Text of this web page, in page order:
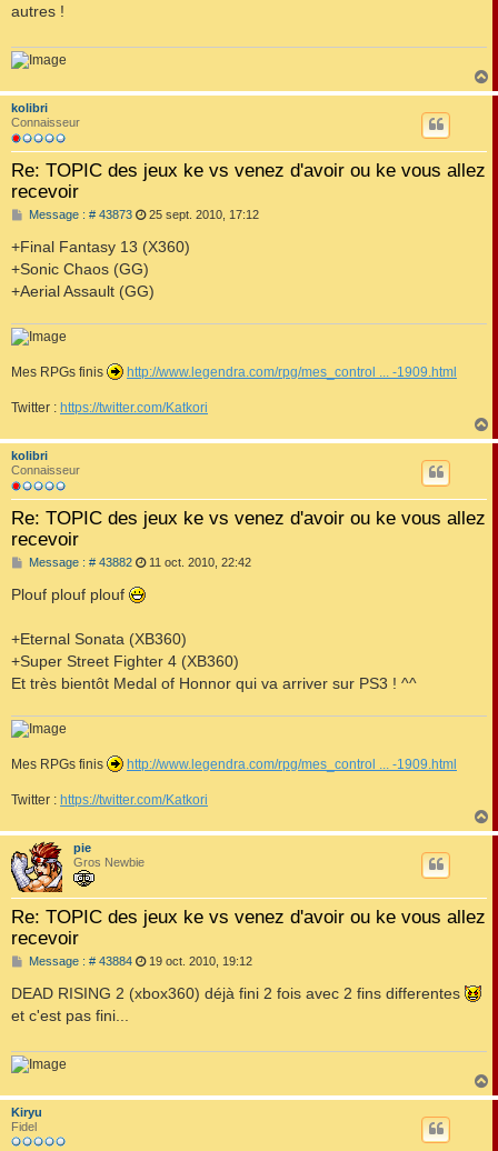
autres !
a
kolibri
Connaisseur
Re: TOPIC des jeux ke vs venez d'avoir ou ke vous allez
recevoir
Message : # 43873M
s
a
g
e
25 sept. 2010, 17:12
+Final Fantasy 13 (X360)
+Sonic Chaos (GG)
+Aerial Assault (GG)
Mes RPGs finis http://www.legendra.com/rpg/mes_control ... -1909.html
Twitter : https://twitter.com/Katkori
a
kolibri
Connaisseur
Re: TOPIC des jeux ke vs venez d'avoir ou ke vous allez
recevoir
Message : # 43882M
s
s
g
e
11 oct. 2010, 22:42
Plouf plouf plouf
+Eternal Sonata (XB360)
+Super Street Fighter 4 (XB360)
Et très bientôt Medal of Honnor qui va arriver sur PS3 ! ^^
Mes RPGs finis http://www.legendra.com/rpg/mes_control ... -1909.html
Twitter : https://twitter.com/Katkori
a
pie
Gros Newbie
Re: TOPIC des jeux ke vs venez d'avoir ou ke vous allez
recevoir
Message : # 43884M
s
s
19 oct. 2010, 19:12
DEAD RISING 2 (xbox360) déjà fini 2 fois avec 2 fins differentes
et c'est pas fini...
a
Kiryu
Fidel